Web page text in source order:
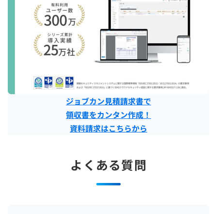
ジョブカン見積請求書で
領収書をカンタン作成！
資料請求はこちらから
よくある質問